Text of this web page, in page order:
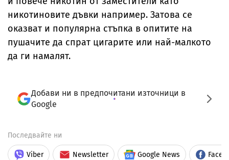
никотиновите дъвки например. Затова се
оказват и популярна стъпка в опитите на
пушачите да спрат цигарите или най-малкото
да ги намалят.
Добави ни в предпочитани източници в
Google
Последвайте ни
Viber Newsletter Google News